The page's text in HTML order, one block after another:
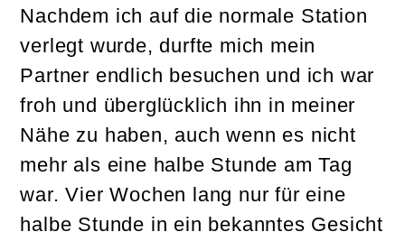
Nachdem ich auf die normale Station
verlegt wurde, durfte mich mein
Partner endlich besuchen und ich war
froh und überglücklich ihn in meiner
Nähe zu haben, auch wenn es nicht
mehr als eine halbe Stunde am Tag
war. Vier Wochen lang nur für eine
halbe Stunde in ein bekanntes Gesicht